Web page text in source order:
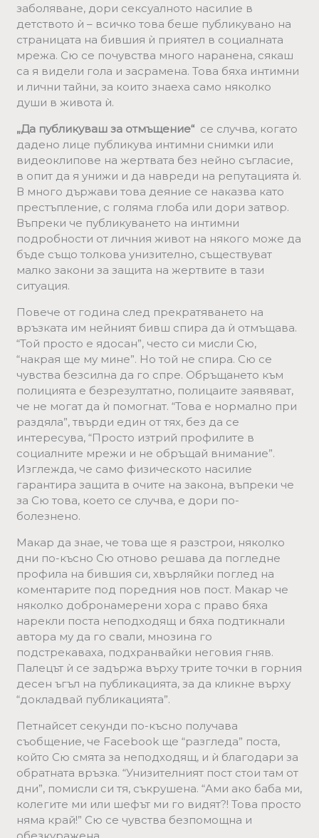
заболяване, дори сексуалното насилие в
детството ѝ – всичко това беше публикувано на
страницата на бившия ѝ приятел в социалната
мрежа. Сю се почувства много наранена, сякаш
са я видели гола и засрамена. Това бяха интимни
и лични тайни, за които знаеха само няколко
души в живота ѝ.
„Да публикуваш за отмъщение“ се случва, когато
дадено лице публикува интимни снимки или
видеоклипове на жертвата без нейно съгласие,
в опит да я унижи и да навреди на репутацията ѝ.
В много държави това деяние се наказва като
престъпление, с голяма глоба или дори затвор.
Въпреки че публикуването на интимни
подробности от личния живот на някого може да
бъде също толкова унизително, съществуват
малко закони за защита на жертвите в тази
ситуация.
Повече от година след прекратяването на
връзката им нейният бивш спира да ѝ отмъщава.
“Той просто е ядосан”, често си мисли Сю,
“накрая ще му мине”. Но той не спира. Сю се
чувства безсилна да го спре. Обръщането към
полицията е безрезултатно, полицаите заявяват,
че не могат да ѝ помогнат. “Това е нормално при
раздяла”, твърди един от тях, без да се
интересува, “Просто изтрий профилите в
социалните мрежи и не обръщай внимание”.
Изглежда, че само физическото насилие
гарантира защита в очите на закона, въпреки че
за Сю това, което се случва, е дори по-
болезнено.
Макар да знае, че това ще я разстрои, няколко
дни по-късно Сю отново решава да погледне
профила на бившия си, хвърляйки поглед на
коментарите под поредния нов пост. Макар че
няколко добронамерени хора с право бяха
нарекли поста неподходящ и бяха подтикнали
автора му да го свали, мнозина го
подстрекаваха, подхранвайки неговия гняв.
Палецът ѝ се задържа върху трите точки в горния
десен ъгъл на публикацията, за да кликне върху
“докладвай публикацията”.
Петнайсет секунди по-късно получава
съобщение, че Facebook ще “разгледа” поста,
който Сю смята за неподходящ, и ѝ благодари за
обратната връзка. “Унизителният пост стои там от
дни”, помисли си тя, съкрушена. “Ами ако баба ми,
колегите ми или шефът ми го видят?! Това просто
няма край!” Сю се чувства безпомощна и
обезкуражена.